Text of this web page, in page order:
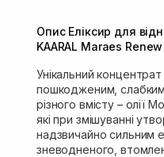
Самовивіз м.
Опис Еліксир для
KAARAL Maraes
Унікальний
пошкодженим,
різного вмісту – олії
які при змішуванні
надзвичайно сильним
зневодненого,